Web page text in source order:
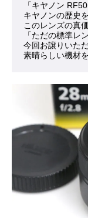
「キヤノン
キヤノンの歴史
このレンズの真
「ただの標準
今回お譲りいた
素晴らしい機材